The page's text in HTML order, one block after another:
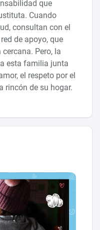
que
Cuando
consultan con el
de apoyo, que
Pero, la
esta familia junta
el respeto por el
rincón de su hogar.